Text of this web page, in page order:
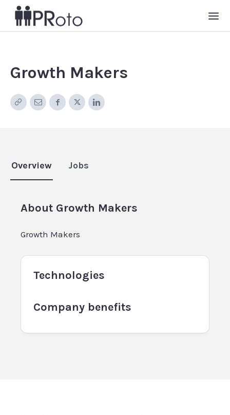
Growth Makers
Overview Jobs
About Growth Makers
Growth Makers
Technologies
Company benefits